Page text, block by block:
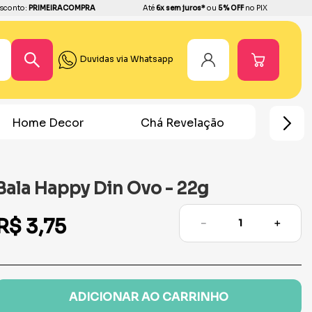
PRIMEIRACOMPRA Até6x sem juros*ou 5% OFFno PIX
Duvidas via Whatsapp
Home Decor Chá Revelação Festa
Happy Din Ovo - 22g
3,75 ＋
－
ADICIONAR AO CARRINHO